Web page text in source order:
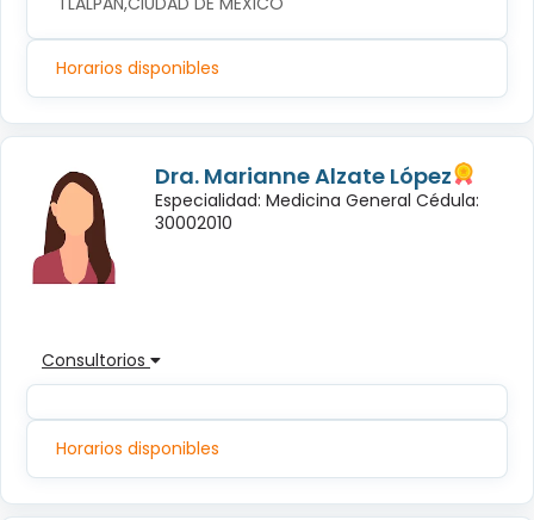
Horarios disponibles
Dra. Marianne Alzate López
Especialidad: Medicina General Cédula:
30002010
Consultorios
Horarios disponibles